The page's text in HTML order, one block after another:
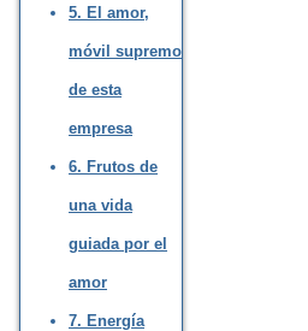
5. El amor,
móvil supremo
de esta
empresa
6. Frutos de
una vida
guiada por el
amor
7. Energía